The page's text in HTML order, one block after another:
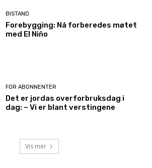
BISTAND
Forebygging: Nå forberedes møtet
med El Niño
FOR ABONNENTER
Det er jordas overforbruksdag i
dag: – Vi er blant verstingene
Vis mer